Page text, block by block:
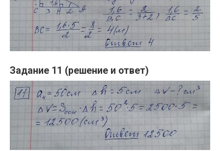
Задание 11 (решение и ответ)